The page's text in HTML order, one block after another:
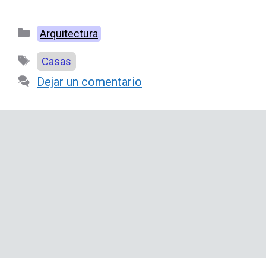
Categorías
Arquitectura
Etiquetas
Casas
Dejar un comentario